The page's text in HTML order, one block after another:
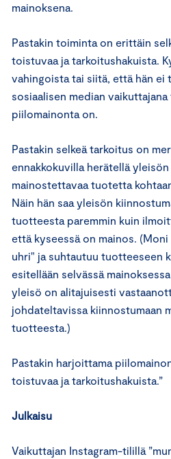
mainoksena.
Pastakin toiminta on erittäin
toistuvaa ja tarkoitushakuista.
vahingoista tai siitä, että hän ei
sosiaalisen median
piilomainonta on.
Pastakin selkeä tarkoitus on
ennakkokuvilla herätellä
mainostettavaa tuotetta
Näin hän saa yleisön
tuotteesta paremmin kuin
että kyseessä on mainos.
uhri" ja suhtautuu tuotteeseen
esitellään selvässä
yleisö on alitajuisesti
johdateltavissa kiinnostumaan
tuotteesta.)
Pastakin harjoittama
toistuvaa ja tarkoitushakuista.”
Julkaisu
Vaikuttajan Instagram-tilillä